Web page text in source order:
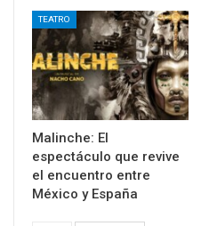
TEATRO
Malinche: El
espectáculo que revive
el encuentro entre
México y España